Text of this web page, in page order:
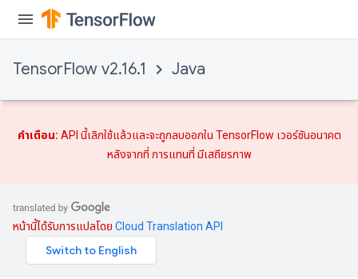
TensorFlow v2.16.1 Java
คำเตือน: API นี้เลิกใช้แล้วและจะถูกลบออกใน TensorFlow เวอร์ชันอนาคต
หลังจากที่ การแทนที่ มีเสถียรภาพ
หน้านี้ได้รับการแปลโดย Cloud Translation API